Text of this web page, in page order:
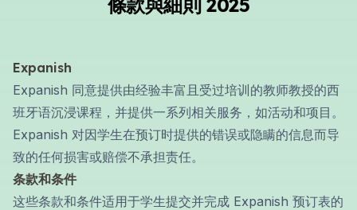
條款與細則 2025
Expanish
Expanish 同意提供由经验丰富且受过培训的教师教授的西
班牙语沉浸课程，并提供一系列相关服务，如活动和项目。
Expanish 对因学生在预订时提供的错误或隐瞒的信息而导
致的任何损害或赔偿不承担责任。
条款和条件
这些条款和条件适用于学生提交并完成 Expanish 预订表的